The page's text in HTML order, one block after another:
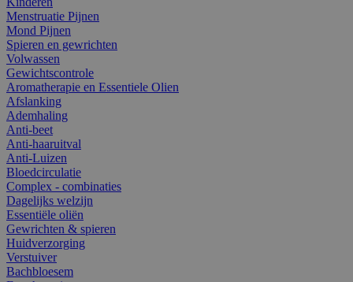
Menstruatie Pijnen
Mond Pijnen
Spieren en gewrichten
Volwassen
Gewichtscontrole
Aromatherapie en Essentiele Olien
Afslanking
Ademhaling
Anti-beet
Anti-haaruitval
Anti-Luizen
Bloedcirculatie
Complex - combinaties
Dagelijks welzijn
Essentiële oliën
Gewrichten & spieren
Huidverzorging
Verstuiver
Bachbloesem